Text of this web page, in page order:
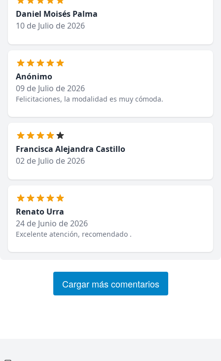
Daniel Moisés Palma
10 de Julio de 2026
Anónimo
09 de Julio de 2026
Felicitaciones, la modalidad es muy cómoda.
Francisca Alejandra Castillo
02 de Julio de 2026
Renato Urra
24 de Junio de 2026
Excelente atención, recomendado .
Cargar más comentarios